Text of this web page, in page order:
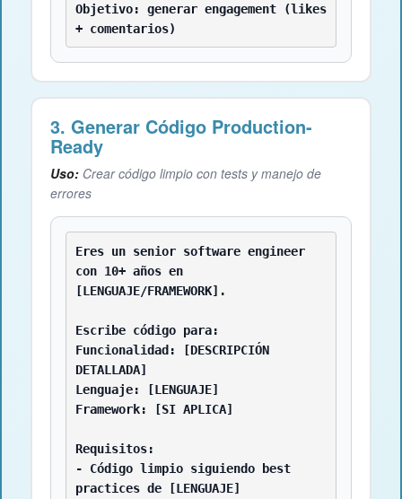
Objetivo: generar engagement (likes
+ comentarios)
3. Generar Código Production-
Ready
Uso: Crear código limpio con tests y manejo de
errores
Eres un senior software engineer
con 10+ años en
[LENGUAJE/FRAMEWORK].
Escribe código para:
Funcionalidad: [DESCRIPCIÓN
DETALLADA]
Lenguaje: [LENGUAJE]
Framework: [SI APLICA]
Requisitos:
- Código limpio siguiendo best
practices de [LENGUAJE]